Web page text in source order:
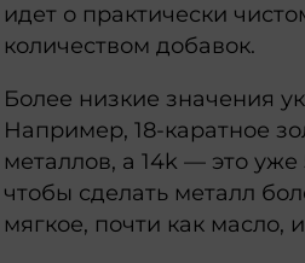
идет о практически
количеством добавок.
Более низкие значения
Например, 18-каратное
металлов, а 14k — это
чтобы сделать металл
мягкое, почти как масло,